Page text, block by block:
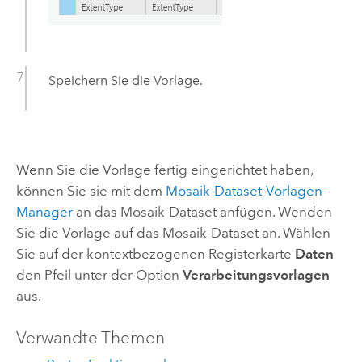
Speichern Sie die Vorlage.
Wenn Sie die Vorlage fertig eingerichtet haben,
können Sie sie mit dem Mosaik-Dataset-Vorlagen-
Manageran das Mosaik-Dataset anfügen. Wenden
Sie die Vorlage auf das Mosaik-Dataset an. Wählen
Sie auf der kontextbezogenen Registerkarte Daten
den Pfeil unter der Option Verarbeitungsvorlagen
aus.
Verwandte Themen